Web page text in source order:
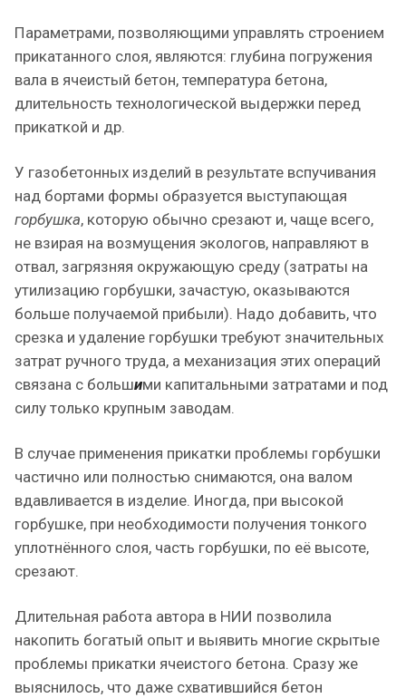
Параметрами, позволяющими управлять строением
прикатанного слоя, являются: глубина погружения
вала в ячеистый бетон, температура бетона,
длительность технологической выдержки перед
прикаткой и др.
У газобетонных изделий в результате вспучивания
над бортами формы образуется выступающая
горбушка, которую обычно срезают и, чаще всего,
не взирая на возмущения экологов, направляют в
отвал, загрязняя окружающую среду (затраты на
утилизацию горбушки, зачастую, оказываются
больше получаемой прибыли). Надо добавить, что
срезка и удаление горбушки требуют значительных
затрат ручного труда, а механизация этих операций
связана с большими капитальными затратами и под
силу только крупным заводам.
В случае применения прикатки проблемы горбушки
частично или полностью снимаются, она валом
вдавливается в изделие. Иногда, при высокой
горбушке, при необходимости получения тонкого
уплотнённого слоя, часть горбушки, по её высоте,
срезают.
Длительная работа автора в НИИ позволила
накопить богатый опыт и выявить многие скрытые
проблемы прикатки ячеистого бетона. Сразу же
выяснилось, что даже схватившийся бетон